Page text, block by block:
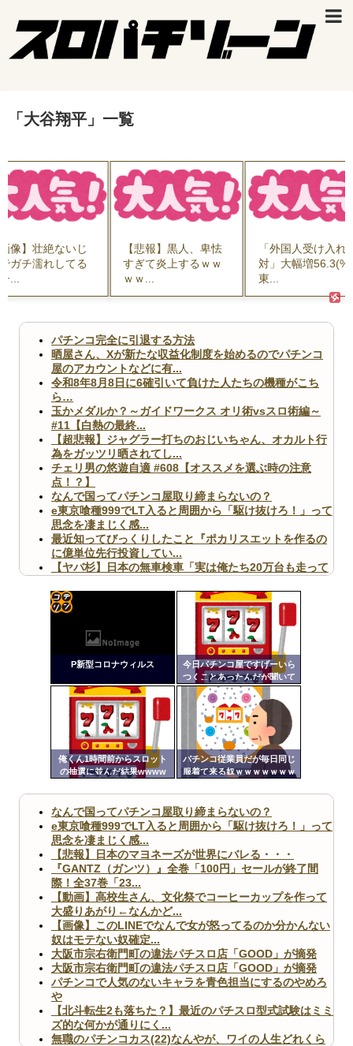
「 大谷翔平 」 一覧
像】壮絶ないじ
ガチ濡れしてる
...
【悲報】黒人、卑怯
すぎて炎上するｗｗ
ｗｗ...
「外国人受け入れ
対」大幅増56.3(%)
東...
パチンコ完全に引退する方法
晒屋さん、Xが新たな収益化制度を始めるのでパチンコ
屋のアカウントなどに有...
令和8年8月8日に6確引いて負けた人たちの機種がこち
ら…
玉かメダルか？～ガイドワークス オリ術vsスロ術編～
#11【白熱の最終...
【超悲報】ジャグラー打ちのおじいちゃん、オカルト行
為をガッツリ晒されてし...
チェリ男の悠遊自適 #608【オススメを選ぶ時の注意
点！？】
なんで国ってパチンコ屋取り締まらないの？
e東京喰種999でLT入ると周囲から「駆け抜けろ！」って
思念を凄まじく感...
最近知ってびっくりしたこと『ポカリスエットを作るの
に億単位先行投資してい...
【ヤバ杉】日本の無車検車「実は俺たち20万台も走って
【閲覧注意】俺が近くにいると機械が壊れるんだけどさ
【画像】ペプシコーラ社、「こういうのでいいんだよ」
Powered by livedoor 相互RSS
P新型コロナウィルス
今日パチンコ屋ですげーいら
つくことあったんだが聞いて
くれ
俺くん1時間前からスロット
の抽選に並んだ結果wwww
パチンコ従業員だが毎日同じ
服着て来る奴ｗｗｗｗｗｗｗ
定リ
ンク
自動
更新
ツー
なんで国ってパチンコ屋取り締まらないの？
e東京喰種999でLT入ると周囲から「駆け抜けろ！」って
思念を凄まじく感...
【悲報】日本のマヨネーズが世界にバレる・・・
『GANTZ（ガンツ）』全巻「100円」セールが終了間
際！全37巻「23...
【動画】高校生さん、文化祭でコーヒーカップを作って
大盛りあがり←なんかど...
【画像】このLINEでなんで女が怒ってるのか分かんない
奴はモテない奴確定...
大阪市宗右衛門町の違法パチスロ店「GOOD」が摘発
大阪市宗右衛門町の違法パチスロ店「GOOD」が摘発
パチンコで人気のないキャラを青色担当にするのやめろ
や
【北斗転生2も落ちた？】最近のパチスロ型式試験はミミ
ズ的な何かが通りにく...
無職のパチンコカス(22)なんやが、ワイの人生どれくら